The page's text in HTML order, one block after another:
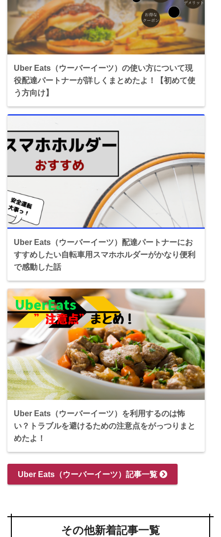
Uber Eats（ウーバーイーツ）の使い方について現
役配達パートナーが詳しくまとめたよ！【初めて使
う方向け】
Uber Eats（ウーバーイーツ）配達パートナーにお
すすめしたい自転車用スマホホルダーがかなり便利
で感動した話
Uber Eats（ウーバーイーツ）を利用するのは怖
い？トラブルを避けるための注意点をがっつりまと
めたよ！
Uber Eats（ウーバーイーツ）記事一覧
その他新着記事一覧